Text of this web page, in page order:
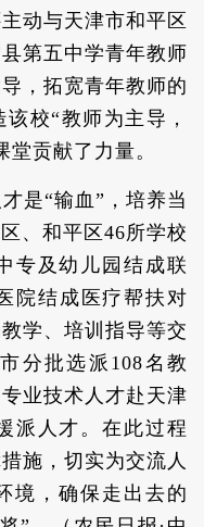
动与天津市和平区
第五中学青年教师
，拓宽青年教师的
校“教师为主导，
贡献了力量。
是“输血”，培养当
、和平区46所学校
专及幼儿园结成联
院结成医疗帮扶对
学、培训指导等交
分批选派108名教
业技术人才赴天津
派人才。在此过程
施，切实为交流人
境，确保走出去的